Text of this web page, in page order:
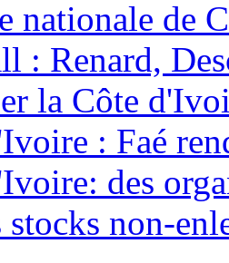
nationale de
: Renard,
la Côte
: Faé
des
stocks non-